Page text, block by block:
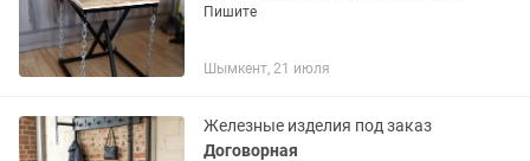
Пишите
Шымкент, 21 июля
Железные изделия под заказ
Договорная